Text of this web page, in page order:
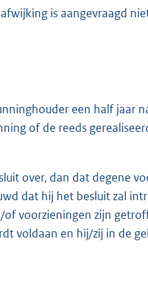
is aangevraagd
een half jaar
of de reeds
over, dan dat degene
dat hij het besluit zal
voorzieningen zijn
voldaan en hij/zij in de